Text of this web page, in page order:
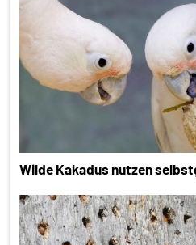
Wilde Kakadus nutzen